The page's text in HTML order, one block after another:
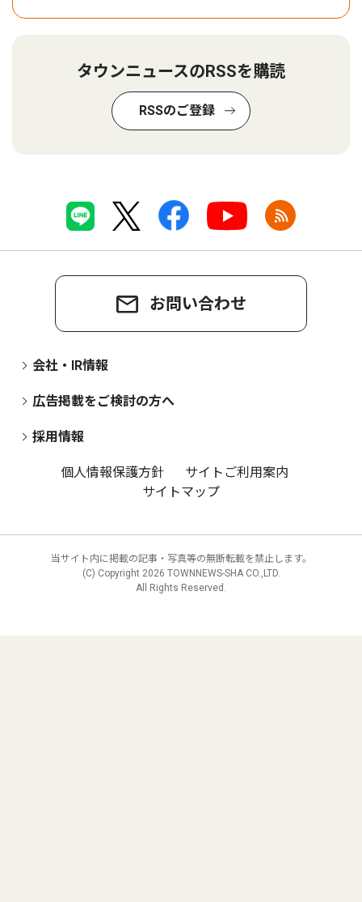
タウンニュースのRSSを購読
RSSのご登録
お問い合わせ
会社・IR情報
広告掲載をご検討の方へ
採用情報
個人情報保護方針
サイトご利用案内
サイトマップ
当サイト内に掲載の記事・写真等の無断転載を禁止します。
(C) Copyright 2026 TOWNNEWS-SHA CO.,LTD.
All Rights Reserved.